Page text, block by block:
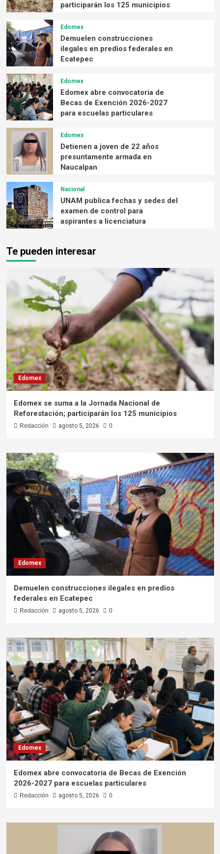
participarán los 125 municipios
Edomex
Demuelen construcciones
ilegales en predios federales en
Ecatepec
Edomex
Edomex abre convocatoria de
Becas de Exención 2026-2027
para escuelas particulares
Edomex
Detienen a joven de 22 años
presuntamente armada en
Naucalpan
Nacional
UNAM publica fechas y sedes del
examen de control para
aspirantes a licenciatura
Te pueden interesar
Edomex
Edomex se suma a la Jornada Nacional de
Reforestación; participarán los 125 municipios
Redacción agosto 5, 2026 0
Edomex
Demuelen construcciones ilegales en predios
federales en Ecatepec
Redacción agosto 5, 2026 0
Edomex
Edomex abre convocatoria de Becas de Exención
2026-2027 para escuelas particulares
Redacción agosto 5, 2026 0